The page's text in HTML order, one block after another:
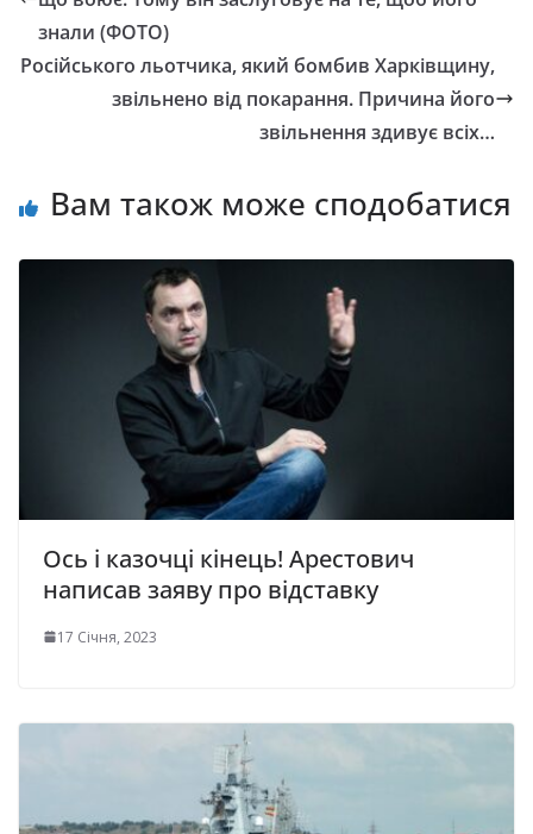
знали (ФОТО)
Російського льотчика, який бомбив Харківщину,
звільнено від покарання. Причина його
звільнення здивує всіх…
Вам також може сподобатися
Ось і казочці кінець! Арестович
написав заяву про відставку
17 Січня, 2023